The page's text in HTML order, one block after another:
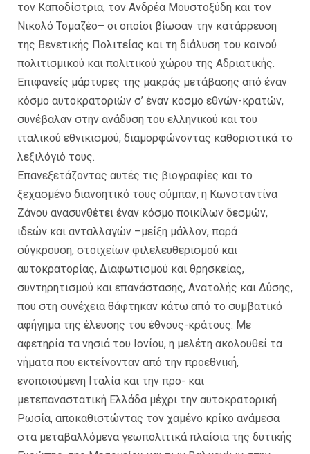
τον Καποδίστρια, τον Ανδρέα Μουστοξύδη και τον
Νικολό Τομαζέο– οι οποίοι βίωσαν την κατάρρευση
της Βενετικής Πολιτείας και τη διάλυση του κοινού
πολιτισμικού και πολιτικού χώρου της Αδριατικής.
Επιφανείς μάρτυρες της μακράς μετάβασης από έναν
κόσμο αυτοκρατοριών σ’ έναν κόσμο εθνών-κρατών,
συνέβαλαν στην ανάδυση του ελληνικού και του
ιταλικού εθνικισμού, διαμορφώνοντας καθοριστικά το
λεξιλόγιό τους.
Επανεξετάζοντας αυτές τις βιογραφίες και το
ξεχασμένο διανοητικό τους σύμπαν, η Κωνσταντίνα
Ζάνου ανασυνθέτει έναν κόσμο ποικίλων δεσμών,
ιδεών και ανταλλαγών –μείξη μάλλον, παρά
σύγκρουση, στοιχείων φιλελευθερισμού και
αυτοκρατορίας, Διαφωτισμού και θρησκείας,
συντηρητισμού και επανάστασης, Ανατολής και Δύσης,
που στη συνέχεια θάφτηκαν κάτω από το συμβατικό
αφήγημα της έλευσης του έθνους-κράτους. Με
αφετηρία τα νησιά του Ιονίου, η μελέτη ακολουθεί τα
νήματα που εκτείνονταν από την προεθνική,
ενοποιούμενη Ιταλία και την προ- και
μετεπαναστατική Ελλάδα μέχρι την αυτοκρατορική
Ρωσία, αποκαθιστώντας τον χαμένο κρίκο ανάμεσα
στα μεταβαλλόμενα γεωπολιτικά πλαίσια της δυτικής